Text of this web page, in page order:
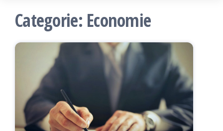
Categorie: Economie